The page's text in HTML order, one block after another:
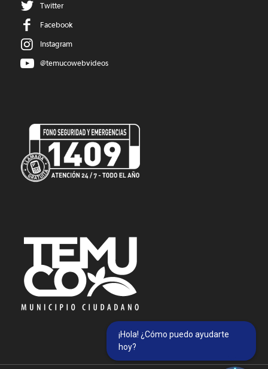
Twitter
Facebook
Instagram
@temucowebvideos
¡Hola! ¿Cómo puedo ayudarte
hoy?